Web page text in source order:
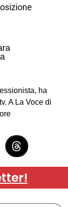
ha
A La Voce di